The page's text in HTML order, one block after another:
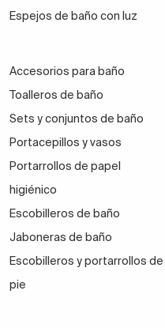
Espejos de baño con luz
Accesorios para baño
Toalleros de baño
Sets y conjuntos de baño
Portacepillos y vasos
Portarrollos de papel
higiénico
Escobilleros de baño
Jaboneras de baño
Escobilleros y portarrollos de
pie